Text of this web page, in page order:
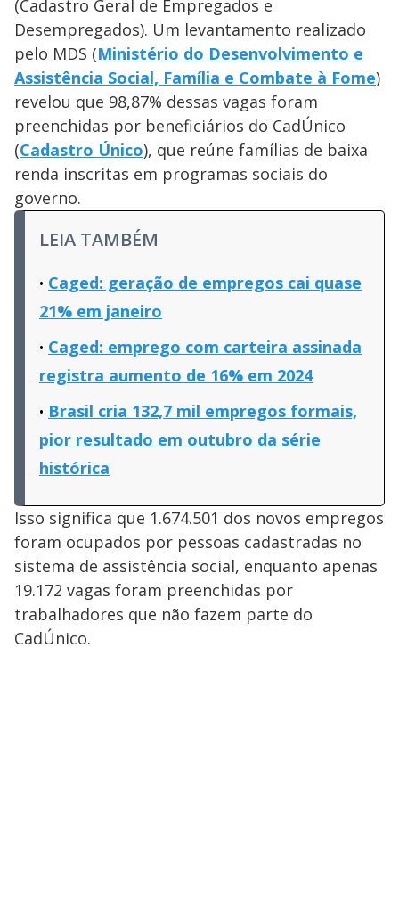
(Cadastro Geral de Empregados e
Desempregados). Um levantamento realizado
pelo MDS (Ministério do Desenvolvimento e
Assistência Social, Família e Combate à Fome)
revelou que 98,87% dessas vagas foram
preenchidas por beneficiários do CadÚnico
(Cadastro Único), que reúne famílias de baixa
renda inscritas em programas sociais do
governo.
LEIA TAMBÉM
Caged: geração de empregos cai quase
21% em janeiro
Caged: emprego com carteira assinada
registra aumento de 16% em 2024
Brasil cria 132,7 mil empregos formais,
pior resultado em outubro da série
histórica
Isso significa que 1.674.501 dos novos empregos
foram ocupados por pessoas cadastradas no
sistema de assistência social, enquanto apenas
19.172 vagas foram preenchidas por
trabalhadores que não fazem parte do
CadÚnico.